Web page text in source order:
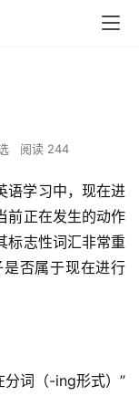
阅读 244
语学习中，现在进
前正在发生的动作
标志性词汇非常重
否属于现在进行
词（-ing形式）”